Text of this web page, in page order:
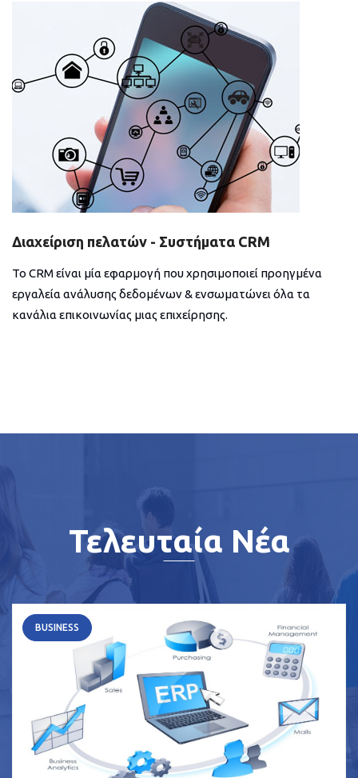
Διαχείριση πελατών - Συστήματα CRM
Το CRM είναι μία εφαρμογή που χρησιμοποιεί προηγμένα
εργαλεία ανάλυσης δεδομένων & ενσωματώνει όλα τα
κανάλια επικοινωνίας μιας επιχείρησης.
Τελευταία Νέα
BUSINESS